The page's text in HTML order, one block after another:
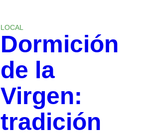
LOCAL
Dormición
de la
Virgen:
tradición